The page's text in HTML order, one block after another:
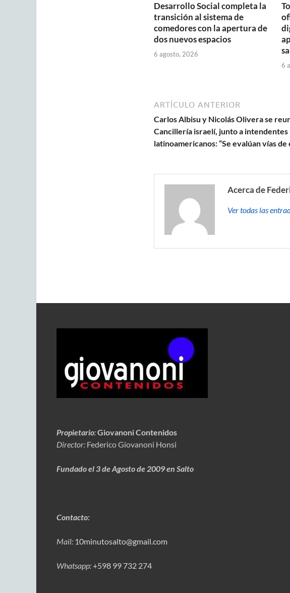
Desarrollo Social completa la
transición al sistema de
comedores con la apertura de
dos nuevos espacios
6 agosto, 2026
6
ARTÍCULO ANTERIOR
Carlos Albisu y Nicolás Olivera se
Cancillería israelí, junto a intendentes
latinoamericanos: “Se evalúan vías de
Acerca de
Ver todas las
Propietario:Giovanoni Contenidos
Director: Federico Giovanoni Honsi
Fundado el 3 de Agosto de 2009 en Salto
Contacto:
Mail: 10minutosalto@gmail.com
Whatsapp:+598 99 732 274